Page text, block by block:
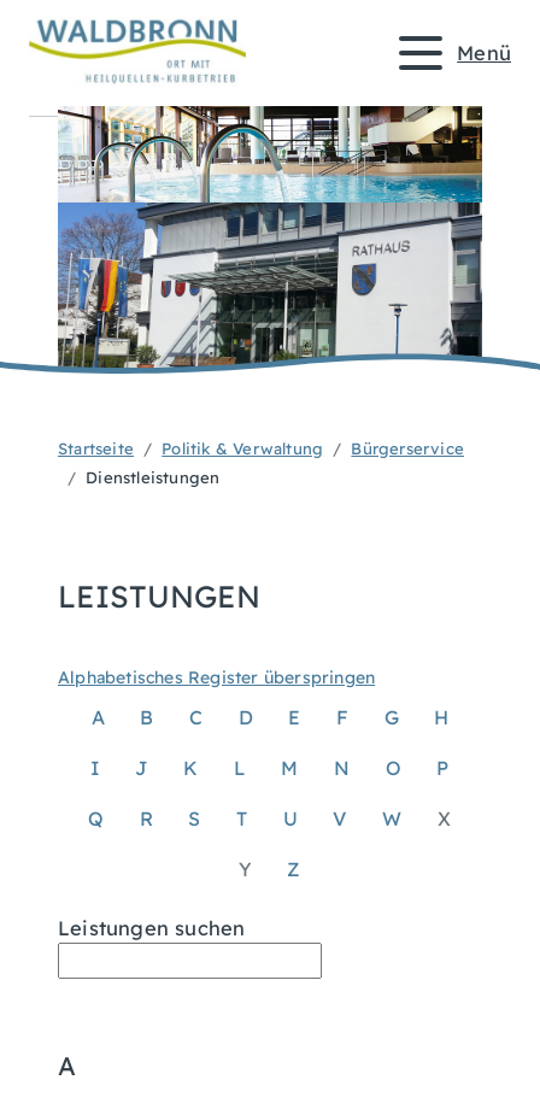
Menü
Startseite Politik & Verwaltung
Bürgerservice
Dienstleistungen
LEISTUNGEN
Alphabetisches Register überspringen
A B C D E F G H
I J K L M N O P
Q R S T U V W X
Y Z
Leistungen suchen
A